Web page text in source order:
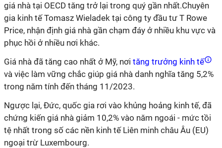
giá nhà tại OECD tăng trở lại trong quý gần nhất.Chuyên
gia kinh tế Tomasz Wieladek tại công ty đầu tư T Rowe
Price, nhận định giá nhà gần chạm đáy ở nhiều khu vực và
phục hồi ở nhiều nơi khác.
Giá nhà đã tăng cao nhất ở Mỹ, nơi tăng trưởng kinh tế
và việc làm vững chắc giúp giá nhà danh nghĩa tăng 5,2%
trong năm tính đến tháng 11/2023.
Ngược lại, Đức, quốc gia rơi vào khủng hoảng kinh tế, đã
chứng kiến giá nhà giảm 10,2% vào năm ngoái - mức tồi
tệ nhất trong số các nền kinh tế Liên minh châu Âu (EU)
ngoại trừ Luxembourg.